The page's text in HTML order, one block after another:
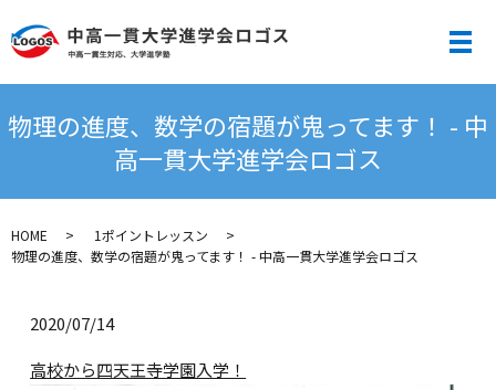
メ
物理の進度、数学の宿題が鬼ってます！ - 中
高一貫大学進学会ロゴス
HOME
1ポイントレッスン
物理の進度、数学の宿題が鬼ってます！ - 中高一貫大学進学会ロゴス
2020/07/14
高校から四天王寺学園入学！